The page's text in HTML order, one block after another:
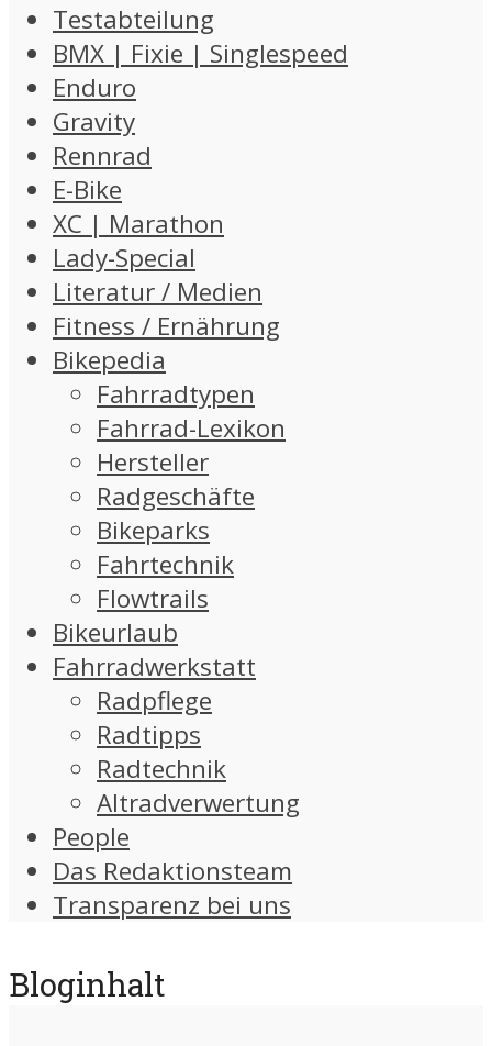
Testabteilung
BMX | Fixie | Singlespeed
Enduro
Gravity
Rennrad
E-Bike
XC | Marathon
Lady-Special
Literatur / Medien
Fitness / Ernährung
Bikepedia
Fahrradtypen
Fahrrad-Lexikon
Hersteller
Radgeschäfte
Bikeparks
Fahrtechnik
Flowtrails
Bikeurlaub
Fahrradwerkstatt
Radpflege
Radtipps
Radtechnik
Altradverwertung
People
Das Redaktionsteam
Transparenz bei uns
Bloginhalt